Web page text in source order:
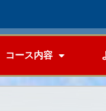
コース内容